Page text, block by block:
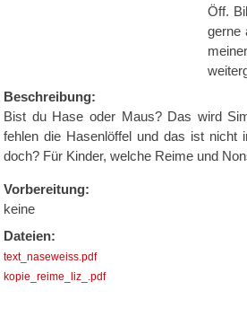
Öff.
gerne
Beschreibung:
Bist du Hase oder Maus? Das wird
fehlen die Hasenlöffel und das ist nicht
doch? Für Kinder, welche Reime und
Vorbereitung:
keine
Dateien:
text_naseweiss.pdf
kopie_reime_liz_.pdf